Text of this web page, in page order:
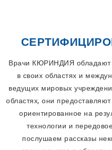
Врачи КЮРИНДИЯ обладают
в своих областях и
ведущих мировых
областях, они
ориентированное на
технологии и
послушаем рассказы